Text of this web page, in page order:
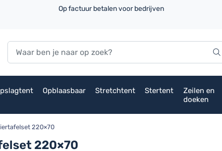
Op factuur betalen voor bedrijven
Opblaasbaar Stretchtent Stertent
Zeilen en
doeken
220×70
220×70